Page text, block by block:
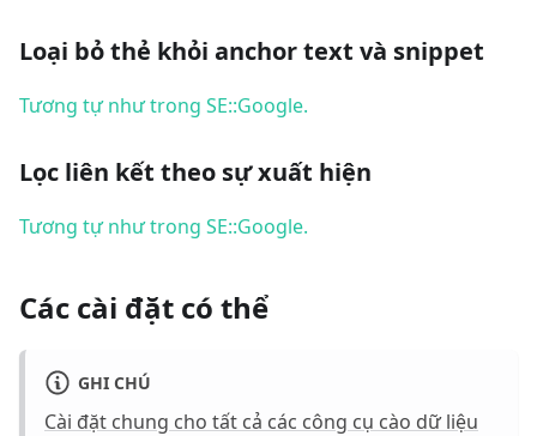
Loại bỏ thẻ khỏi anchor text và snippet
Tương tự như trong SE::Google.
Lọc liên kết theo sự xuất hiện
Tương tự như trong SE::Google.
Các cài đặt có thể
GHI CHÚ
Cài đặt chung cho tất cả các công cụ cào dữ liệu